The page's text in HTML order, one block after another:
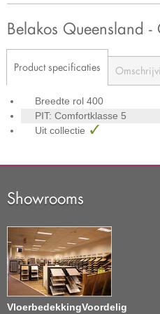
Belakos Queensland
Product specificaties
Breedte rol 400
PIT: Comfortklasse 5
Uit collectie
Showrooms
VloerbedekkingVoordelig